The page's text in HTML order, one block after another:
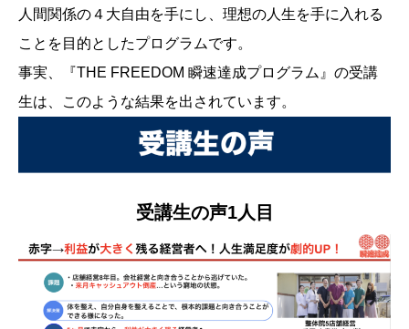
人間関係の４大自由を手にし、理想の人生を手に入れる
ことを目的としたプログラムです。
事実、『THE FREEDOM 瞬速達成プログラム』の受講
生は、このような結果を出されています。
受講生の声1人目